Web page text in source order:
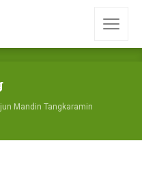
Mandin Tangkaramin